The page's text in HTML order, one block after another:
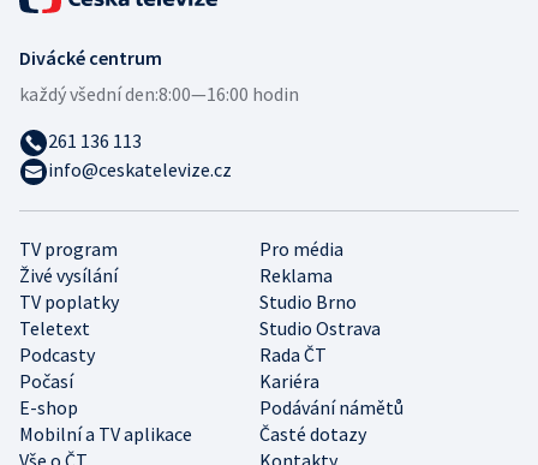
TV program
Pro média
Živé vysílání
Reklama
TV poplatky
Studio Brno
Teletext
Studio Ostrava
Podcasty
Rada ČT
Počasí
Kariéra
E-shop
Podávání námětů
Mobilní a TV aplikace
Časté dotazy
Divácké centrum
každý všední den:8:00—16:00 hodin
261 136 113
info@ceskatelevize.cz